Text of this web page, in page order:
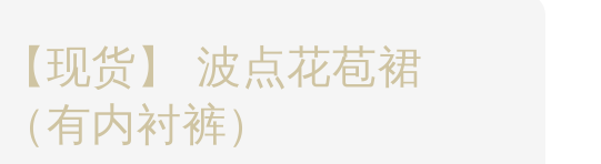
【现货】 波点花苞裙
（有内衬裤）